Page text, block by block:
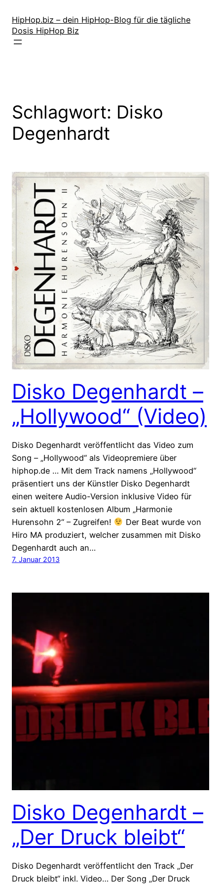
Inhalt
springen
HipHop.biz – dein HipHop-Blog für die tägliche
Dosis HipHop Biz
Schlagwort: Disko
Degenhardt
Disko Degenhardt –
„Hollywood“ (Video)
Disko Degenhardt veröffentlicht das Video zum
Song – „Hollywood“ als Videopremiere über
hiphop.de … Mit dem Track namens „Hollywood“
präsentiert uns der Künstler Disko Degenhardt
einen weitere Audio-Version inklusive Video für
sein aktuell kostenlosen Album „Harmonie
Hurensohn 2“ – Zugreifen!
Der Beat wurde von
Hiro MA produziert, welcher zusammen mit Disko
Degenhardt auch an…
7. Januar 2013
Disko Degenhardt –
„Der Druck bleibt“
Disko Degenhardt veröffentlicht den Track „Der
Druck bleibt“ inkl. Video… Der Song „Der Druck